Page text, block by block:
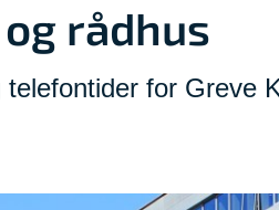
rådhus
for Greve